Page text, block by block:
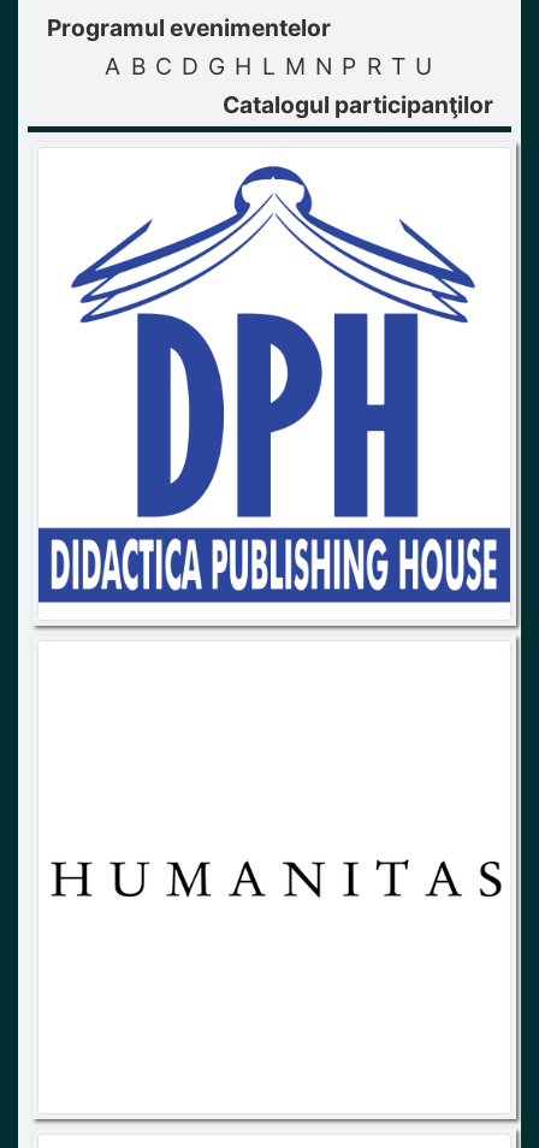
Programul evenimentelor
A B C D G H L M N P R T U
Catalogul participanţilor